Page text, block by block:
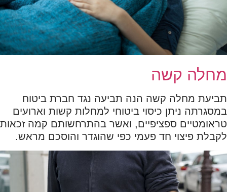
מחלה קשה
תביעת מחלה קשה הנה תביעה נגד חברת ביטוח
במסגרתה ניתן כיסוי ביטוחי למחלות קשות וארועים
טראומטיים ספציפיים, ואשר בהתרחשותם קמה זכאות
לקבלת פיצוי חד פעמי כפי שהוגדר והוסכם מראש.